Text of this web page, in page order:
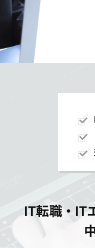
IT転職・IT